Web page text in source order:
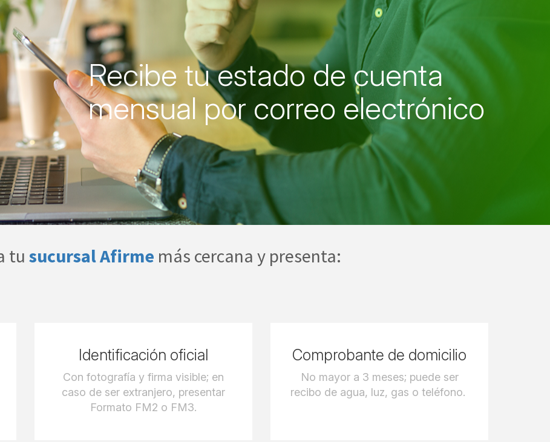
Recibe tu estado de cuenta
mensual por correo electrónico
tu sucursal Afirme más cercana y presenta:
Identificación oficial
Con fotografía y firma visible; en
caso de ser extranjero, presentar
Formato FM2 o FM3.
Comprobante de domicilio
No mayor a 3 meses; puede ser
recibo de agua, luz, gas o teléfono.